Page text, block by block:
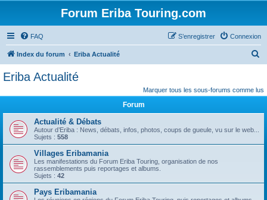
Forum Eriba Touring.com
FAQ Connexion
S’enregistrer
Index du forum Eriba Actualité
h
r
Eriba Actualité
Marquer tous les sous-forums comme lus
Forum
Actualité & Débats
Autour d’Eriba : News, débats, infos, photos, coups de gueule, vu sur le web...
Sujets : 558
Villages Eribamania
Les manifestations du Forum Eriba Touring, organisation de nos
rassemblements puis reportages et albums.
Sujets : 42
Pays Eribamania